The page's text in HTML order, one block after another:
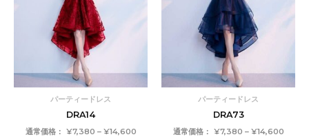
パーティードレス
DRA14
通常価格： ¥7,380 – ¥14,600
¥14,600
パーティードレス
DRA73
通常価格： ¥7,380 – ¥14,600